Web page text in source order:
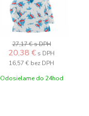
27,17 €s DPH
20,38 € s DPH
16,57 € bez DPH
Odosielame do 24hod